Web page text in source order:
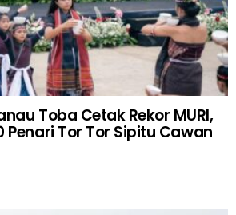
Toba Cetak Rekor MURI,
Penari Tor Tor Sipitu Cawan